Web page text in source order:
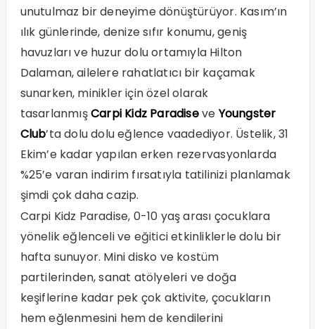
unutulmaz bir deneyime dönüştürüyor. Kasım’ın
ılık günlerinde, denize sıfır konumu, geniş
havuzları ve huzur dolu ortamıyla Hilton
Dalaman, ailelere rahatlatıcı bir kaçamak
sunarken, minikler için özel olarak
tasarlanmışCarpi Kidz Paradiseve Youngster
Club’ta dolu dolu eğlence vaadediyor. Üstelik, 31
Ekim’e kadar yapılan erken rezervasyonlarda
%25’e varan indirim fırsatıyla tatilinizi planlamak
şimdi çok daha cazip.
Carpi Kidz Paradise, 0-10 yaş arası çocuklara
yönelik eğlenceli ve eğitici etkinliklerle dolu bir
hafta sunuyor. Mini disko ve kostüm
partilerinden, sanat atölyeleri ve doğa
keşiflerine kadar pek çok aktivite, çocukların
hem eğlenmesini hem de kendilerini